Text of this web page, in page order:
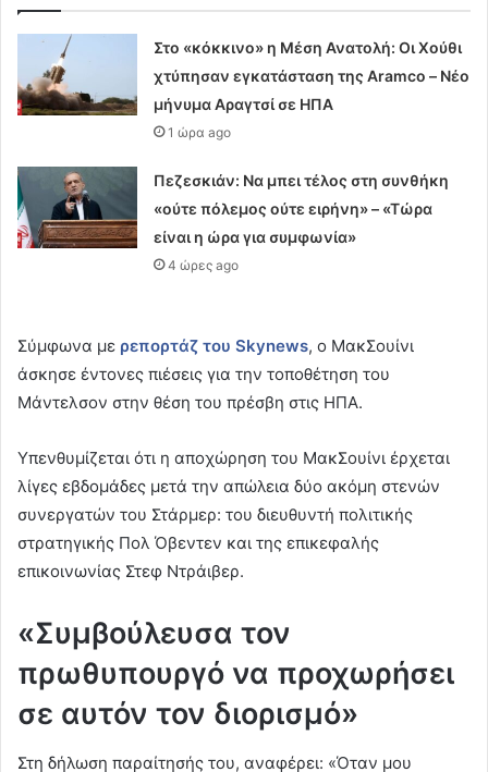
Στο «κόκκινο» η Μέση Ανατολή: Οι Χούθι
χτύπησαν εγκατάσταση της Aramco – Νέο
μήνυμα Αραγτσί σε ΗΠΑ
1 ώρα ago
Πεζεσκιάν: Να μπει τέλος στη συνθήκη
«ούτε πόλεμος ούτε ειρήνη» – «Τώρα
είναι η ώρα για συμφωνία»
4 ώρες ago
Σύμφωνα με ρεπορτάζ του Skynews, ο ΜακΣουίνι
άσκησε έντονες πιέσεις για την τοποθέτηση του
Μάντελσον στην θέση του πρέσβη στις ΗΠΑ.
Υπενθυμίζεται ότι η αποχώρηση του ΜακΣουίνι έρχεται
λίγες εβδομάδες μετά την απώλεια δύο ακόμη στενών
συνεργατών του Στάρμερ: του διευθυντή πολιτικής
στρατηγικής Πολ Όβεντεν και της επικεφαλής
επικοινωνίας Στεφ Ντράιβερ.
«Συμβούλευσα τον
πρωθυπουργό να προχωρήσει
σε αυτόν τον διορισμό»
Στη δήλωση παραίτησής του, αναφέρει: «Όταν μου